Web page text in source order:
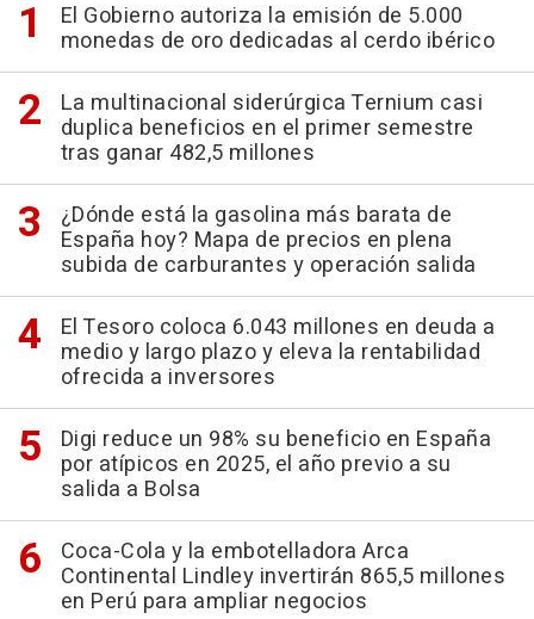
El Gobierno autoriza la emisión de 5.000
monedas de oro dedicadas al cerdo ibérico
La multinacional siderúrgica Ternium casi
duplica beneficios en el primer semestre
tras ganar 482,5 millones
¿Dónde está la gasolina más barata de
España hoy? Mapa de precios en plena
subida de carburantes y operación salida
El Tesoro coloca 6.043 millones en deuda a
medio y largo plazo y eleva la rentabilidad
ofrecida a inversores
Digi reduce un 98% su beneficio en España
por atípicos en 2025, el año previo a su
salida a Bolsa
Coca-Cola y la embotelladora Arca
Continental Lindley invertirán 865,5 millones
en Perú para ampliar negocios